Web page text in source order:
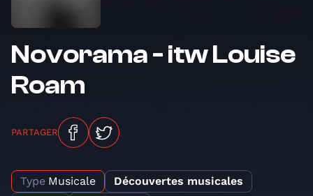
Novorama - itw Louise
Roam
PARTAGER
Type Musicale
Découvertes musicales